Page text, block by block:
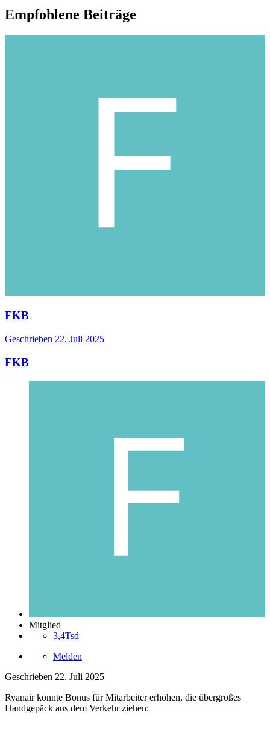
Empfohlene Beiträge
FKB
Geschrieben 22. Juli 2025
FKB
Mitglied
3,4Tsd
Melden
Geschrieben 22. Juli 2025
Ryanair könnte Bonus für Mitarbeiter erhöhen, die übergroßes
Handgepäck aus dem Verkehr ziehen: